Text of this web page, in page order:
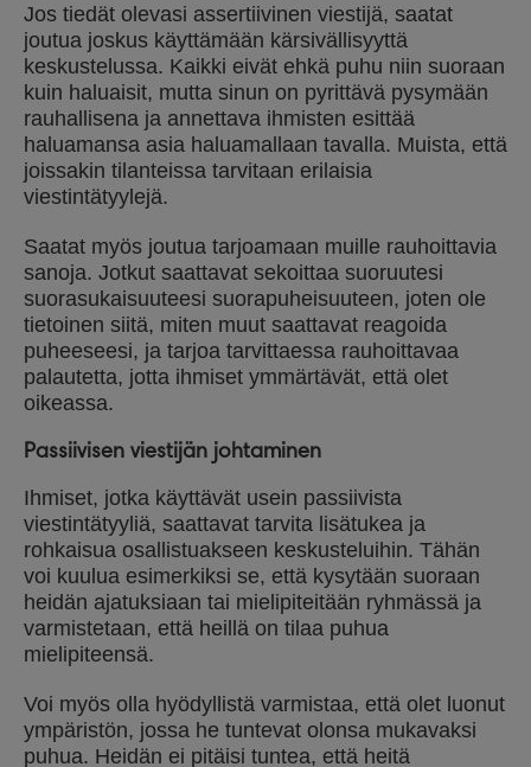
Jos tiedät olevasi assertiivinen viestijä, saatat
joutua joskus käyttämään kärsivällisyyttä
keskustelussa. Kaikki eivät ehkä puhu niin suoraan
kuin haluaisit, mutta sinun on pyrittävä pysymään
rauhallisena ja annettava ihmisten esittää
haluamansa asia haluamallaan tavalla. Muista, että
joissakin tilanteissa tarvitaan erilaisia
viestintätyylejä.
Saatat myös joutua tarjoamaan muille rauhoittavia
sanoja. Jotkut saattavat sekoittaa suoruutesi
suorasukaisuuteesi suorapuheisuuteen, joten ole
tietoinen siitä, miten muut saattavat reagoida
puheeseesi, ja tarjoa tarvittaessa rauhoittavaa
palautetta, jotta ihmiset ymmärtävät, että olet
oikeassa.
Passiivisen viestijän johtaminen
Ihmiset, jotka käyttävät usein passiivista
viestintätyyliä, saattavat tarvita lisätukea ja
rohkaisua osallistuakseen keskusteluihin. Tähän
voi kuulua esimerkiksi se, että kysytään suoraan
heidän ajatuksiaan tai mielipiteitään ryhmässä ja
varmistetaan, että heillä on tilaa puhua
mielipiteensä.
Voi myös olla hyödyllistä varmistaa, että olet luonut
ympäristön, jossa he tuntevat olonsa mukavaksi
puhua. Heidän ei pitäisi tuntea, että heitä